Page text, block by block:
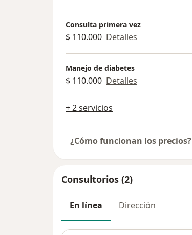
Consulta primera vez
$ 110.000 Detalles
Manejo de diabetes
$ 110.000 Detalles
+ 2 servicios
¿Cómo funcionan los precios?
Consultorios (2)
En línea Dirección